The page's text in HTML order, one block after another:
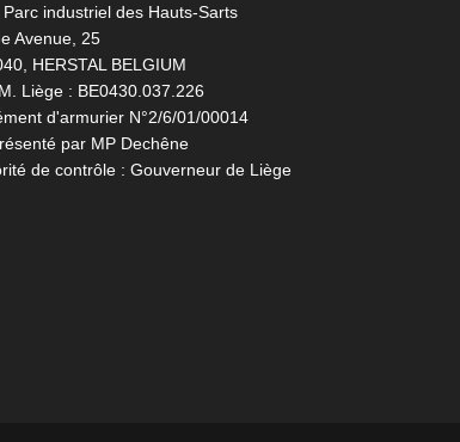
Parc industriel des Hauts-Sarts
Avenue, 25
HERSTAL BELGIUM
Liège : BE0430.037.226
d'armurier N°2/6/01/00014
par MP Dechêne
de contrôle : Gouverneur de Liège